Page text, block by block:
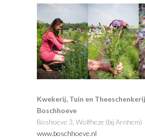
Kwekerij, Tuin en
Boschhoeve
Boshoeve 3, Wolfheze (bij Arnhem)
www.boschhoeve.nl